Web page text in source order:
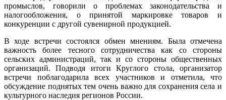
промыслов, говорили о проблемах законодательства и
налогообложения, о принятой маркировке товаров и
конкуренции с другой сувенирной продукцией.
В ходе встречи состоялся обмен мнениям. Была отмечена
важность более тесного сотрудничества как со стороны
сельских администраций, так и со стороны общественных
организаций. Подводя итоги Круглого стола, организатор
встречи поблагодарила всех участников и отметила, что
обсуждение поднятых тем очень важно для сохранения села и
культурного наследия регионов России.